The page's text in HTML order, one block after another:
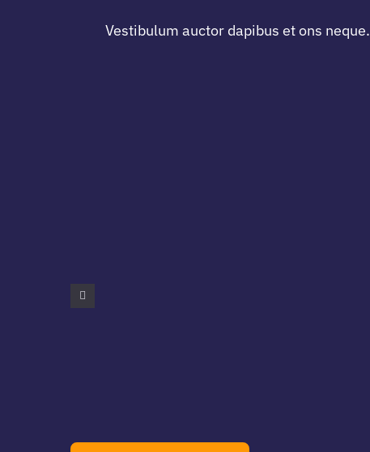
Vestibulum auctor dapibus et ons neque.